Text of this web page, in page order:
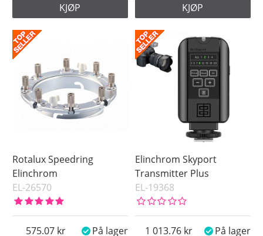
KJØP KJØP
Rotalux Speedring
Elinchrom
EL-26570
575.07 På lager
Elinchrom Skyport
Transmitter Plus
EL-19368
1 013.76 På lager